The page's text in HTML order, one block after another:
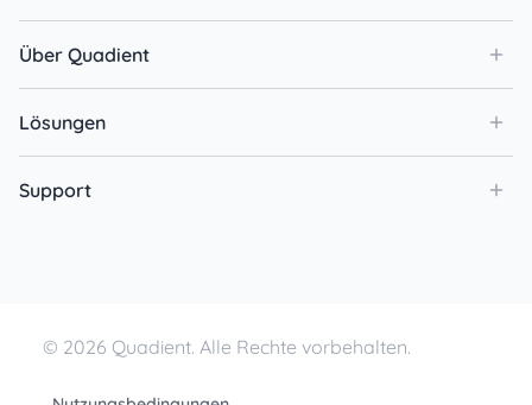
Über Quadient
Lösungen
Support
© 2026 Quadient. Alle Rechte vorbehalten.